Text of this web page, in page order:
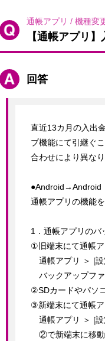
通帳アプリ / 機種変
【通帳アプリ
回答
直近13カ月の入出
プ機能にて引継ぐ
合わせにより異なり
●Android→Android
通帳アプリの機能
1．通帳アプリのバ
①旧端末にて通帳ア
通帳アプリ ＞ [設
バックアップファ
②SDカードやパソ
③新端末にて通帳ア
通帳アプリ ＞ [設
②で新端末に移動